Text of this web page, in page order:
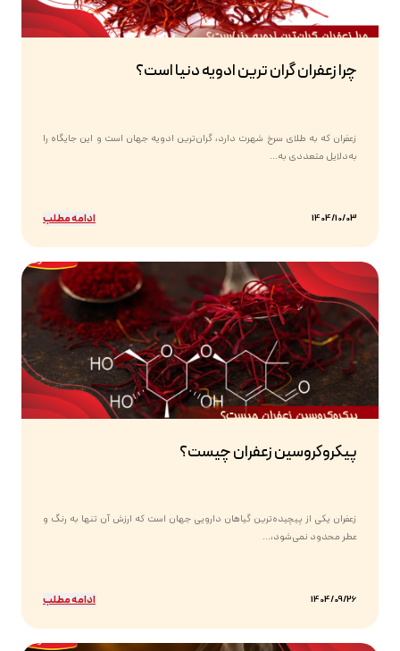
چرا زعفران گران ترین ادویه دنیا است؟
زعفران که به طلای سرخ شهرت دارد، گران‌ترین ادویه جهان است و این جایگاه را
به‌دلایل متعددی به...
1404/10/03 ادامه مطلب
پیکروکروسین زعفران چیست؟
زعفران یکی از پیچیده‌ترین گیاهان دارویی جهان است که ارزش آن تنها به رنگ و
عطر محدود نمی‌شود،...
1404/09/26 ادامه مطلب